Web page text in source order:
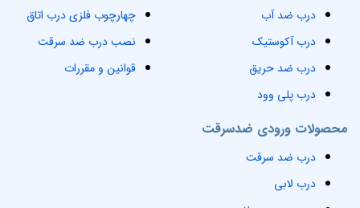
چهارچوب فلزی درب اتاق
نصب درب ضد سرقت
قوانین و مقررات
محصولات ورودی ضدسرقت
درب ضد سرقت
درب لابی
درب ضد آب
درب آکوستیک
درب ضد حریق
درب پلی وود